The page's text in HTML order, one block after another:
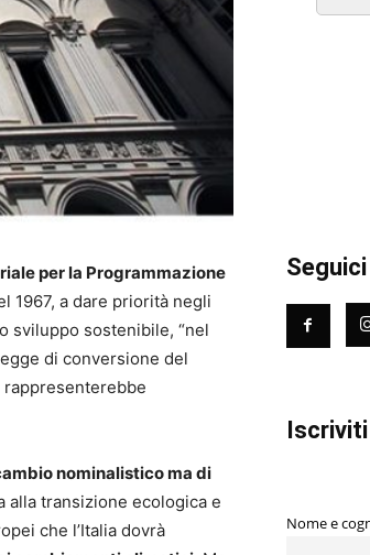
per la Programmazione
1967, a dare priorità negli
sviluppo sostenibile, “nel
di conversione del
nominalistico ma di
alla transizione ecologica e
che l’Italia dovrà
Nome e